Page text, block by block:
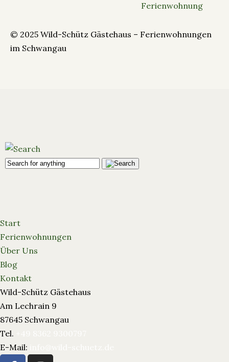
Ferienwohnung
© 2025 Wild-Schütz Gästehaus – Ferienwohnungen
im Schwangau
Start
Ferienwohnungen
Über Uns
Blog
Kontakt
Wild-Schütz Gästehaus
Am Lechrain 9
87645 Schwangau
Tel.
E-Mail: